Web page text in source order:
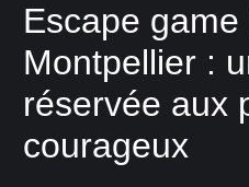
Escape
Montpellier :
réservée aux
courageux